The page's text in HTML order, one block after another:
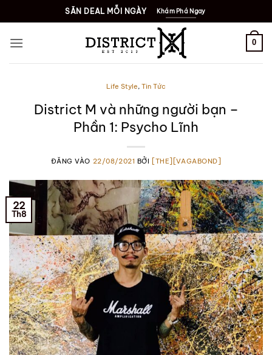
qua
nội
SĂN DEAL MỖI NGÀY Khám Phá Ngay
0
Life Style, Tin Tức
District M và những người bạn –
Phần 1: Psycho Lĩnh
ĐĂNG VÀO 22/08/2021 BỞI [THE][VAGABOND]
22
Th8